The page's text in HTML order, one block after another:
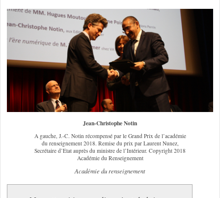
Jean-Christophe Notin
A gauche, J.-C. Notin récompensé par le Grand Prix de l’académie
du renseignement 2018. Remise du prix par Laurent Nunez,
Secrétaire d’Etat auprès du ministre de l’Intérieur. Copyright 2018
Académie du Renseignement
Académie du renseignement